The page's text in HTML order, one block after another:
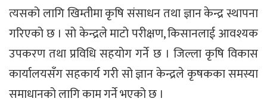
त्यसको लागि खिम्तीमा कृषि संसाधन तथा ज्ञान केन्द्र स्थापना
गरिएको छ । सो केन्द्रले माटो परीक्षण, किसानलाई आवश्यक
उपकरण तथा प्रविधि सहयोग गर्ने छ । जिल्ला कृषि विकास
कार्यालयसँग सहकार्य गरी सो ज्ञान केन्द्रले कृषकका समस्या
समाधानको लागि काम गर्ने भएको छ ।